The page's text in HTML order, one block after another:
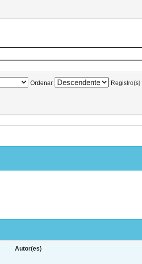
Ordenar Registro(s)
Autor(es)